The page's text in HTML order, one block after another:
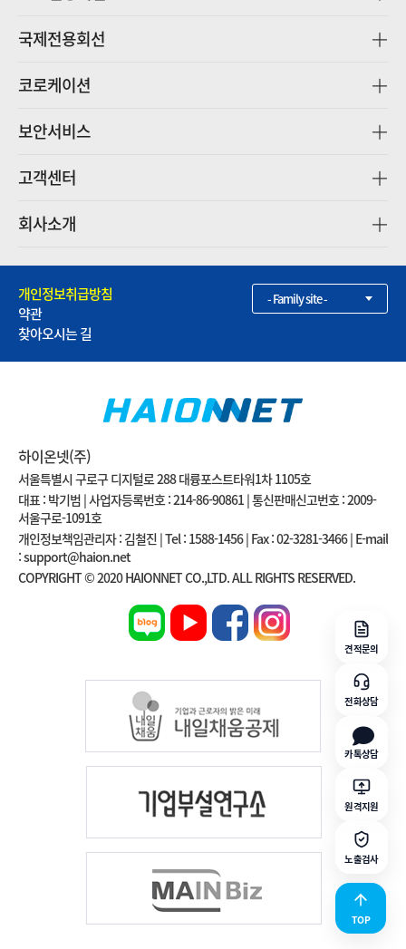
국제전용회선
코로케이션
보안서비스
고객센터
회사소개
개인정보취급방침
약관
찾아오시는 길
- Family site -
하이온넷(주)
서울특별시 구로구 디지털로 288 대륭포스트타워1차 1105호
대표 : 박기범 | 사업자등록번호 : 214-86-90861 | 통신판매신고번호 : 2009-
서울구로-1091호
개인정보책임관리자 : 김철진 | Tel : 1588-1456 | Fax : 02-3281-3466 | E-mail
: support@haion.net
COPYRIGHT © 2020 HAIONNET CO.,LTD. ALL RIGHTS RESERVED.
견적문의
전화상담
카톡상담
원격지원
노출검사
TOP